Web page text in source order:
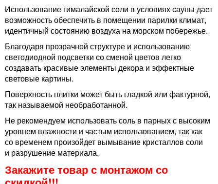
Использование гималайской соли в условиях сауны дает
возможность обеспечить в помещении парилки климат,
идентичный состоянию воздуха на морском побережье.
Благодаря прозрачной структуре и использованию
светодиодной подсветки со сменой цветов легко
создавать красивые элементы декора и эффектные
световые картины.
Поверхность плитки может быть гладкой или фактурной,
так называемой необработанной.
Не рекомендуем использовать соль в парных с высоким
уровнем влажности и частым использованием, так как
со временем произойдет вымывание кристаллов соли
и разрушение материала.
Закажите товар с монтажом со